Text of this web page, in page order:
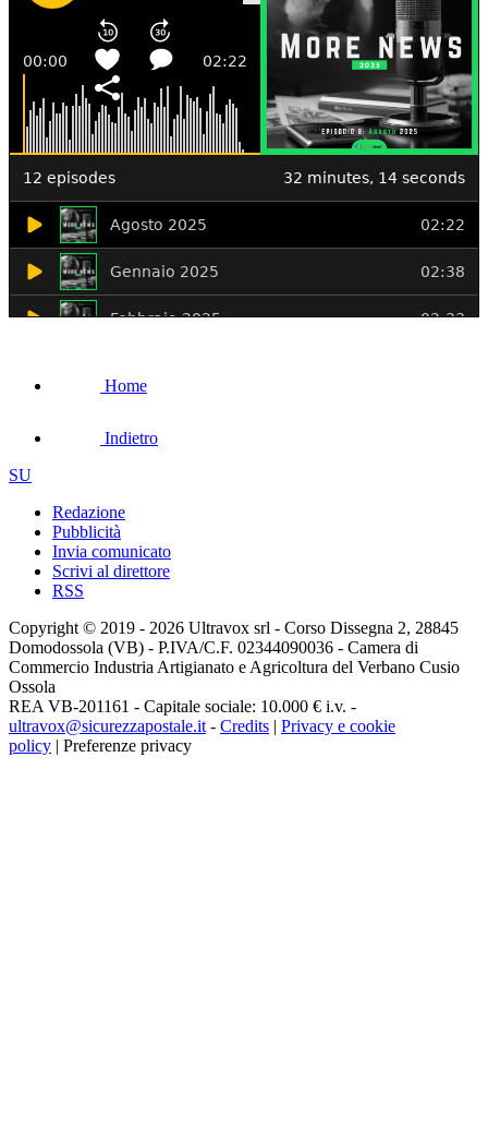
Home
Indietro
SU
Redazione
Pubblicità
Invia comunicato
Scrivi al direttore
RSS
Copyright © 2019 - 2026 Ultravox srl - Corso Dissegna 2, 28845
Domodossola (VB) - P.IVA/C.F. 02344090036 - Camera di
Commercio Industria Artigianato e Agricoltura del Verbano Cusio
Ossola
REA VB-201161 - Capitale sociale: 10.000 € i.v. -
ultravox@sicurezzapostale.it - Credits | Privacy e cookie
policy | Preferenze privacy